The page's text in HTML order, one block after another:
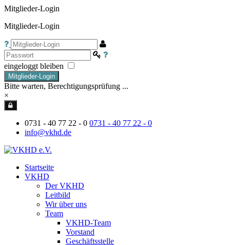
Mitglieder-Login
Mitglieder-Login
eingeloggt bleiben
Mitglieder-Login
Bitte warten, Berechtigungsprüfung ...
×
0731 - 40 77 22 - 0 0731 - 40 77 22 - 0
info@vkhd.de
Startseite
VKHD
Der VKHD
Leitbild
Wir über uns
Team
VKHD-Team
Vorstand
Geschäftsstelle